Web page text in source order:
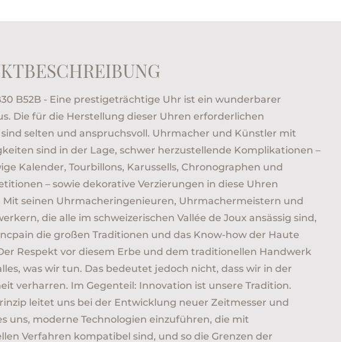
B52B - Eine prestigeträchtige Uhr ist ein wunderbarer
Die für die Herstellung dieser Uhren erforderlichen
selten und anspruchsvoll. Uhrmacher und Künstler mit
sind in der Lage, schwer herzustellende Komplikationen –
Kalender, Tourbillons, Karussells, Chronographen und
– sowie dekorative Verzierungen in diese Uhren
Mit seinen Uhrmacheringenieuren, Uhrmachermeistern und
die alle im schweizerischen Vallée de Joux ansässig sind,
die großen Traditionen und das Know-how der Haute
Respekt vor diesem Erbe und dem traditionellen Handwerk
was wir tun. Das bedeutet jedoch nicht, dass wir in der
verharren. Im Gegenteil: Innovation ist unsere Tradition.
leitet uns bei der Entwicklung neuer Zeitmesser und
uns, moderne Technologien einzuführen, die mit
Verfahren kompatibel sind, und so die Grenzen der